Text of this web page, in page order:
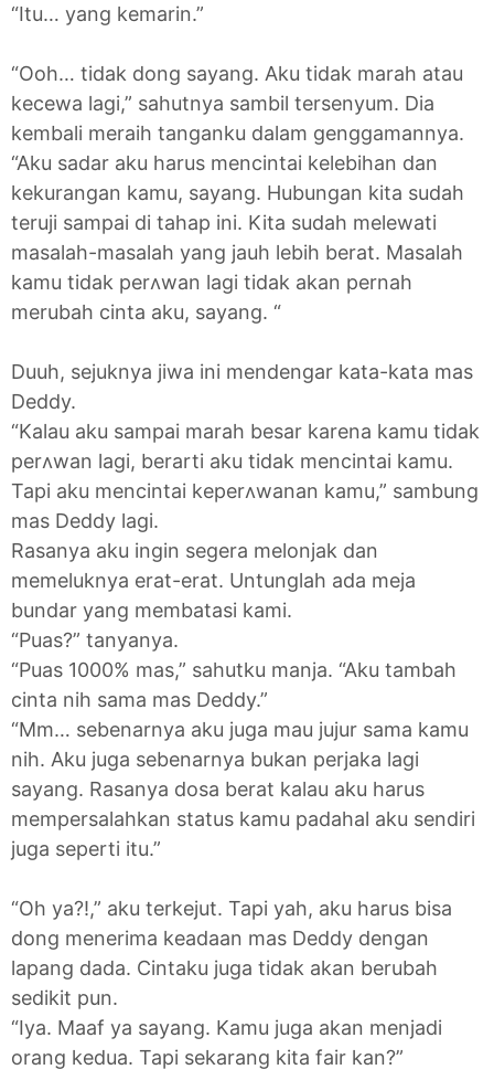
“Itu… yang kemarin.”
“Ooh… tidak dong sayang. Aku tidak marah atau
kecewa lagi,” sahutnya sambil tersenyum. Dia
kembali meraih tanganku dalam genggamannya.
“Aku sadar aku harus mencintai kelebihan dan
kekurangan kamu, sayang. Hubungan kita sudah
teruji sampai di tahap ini. Kita sudah melewati
masalah-masalah yang jauh lebih berat. Masalah
kamu tidak perʌwan lagi tidak akan pernah
merubah cinta aku, sayang. “
Duuh, sejuknya jiwa ini mendengar kata-kata mas
Deddy.
“Kalau aku sampai marah besar karena kamu tidak
perʌwan lagi, berarti aku tidak mencintai kamu.
Tapi aku mencintai keperʌwanan kamu,” sambung
mas Deddy lagi.
Rasanya aku ingin segera melonjak dan
memeluknya erat-erat. Untunglah ada meja
bundar yang membatasi kami.
“Puas?” tanyanya.
“Puas 1000% mas,” sahutku manja. “Aku tambah
cinta nih sama mas Deddy.”
“Mm… sebenarnya aku juga mau jujur sama kamu
nih. Aku juga sebenarnya bukan perjaka lagi
sayang. Rasanya dosa berat kalau aku harus
mempersalahkan status kamu padahal aku sendiri
juga seperti itu.”
“Oh ya?!,” aku terkejut. Tapi yah, aku harus bisa
dong menerima keadaan mas Deddy dengan
lapang dada. Cintaku juga tidak akan berubah
sedikit pun.
“Iya. Maaf ya sayang. Kamu juga akan menjadi
orang kedua. Tapi sekarang kita fair kan?”